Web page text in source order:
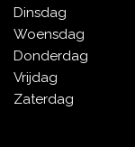
Dinsdag
Woensdag
Donderdag
Vrijdag
Zaterdag